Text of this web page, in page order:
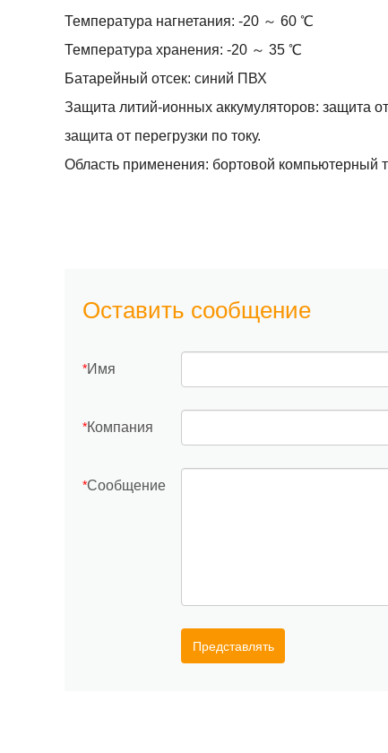
Температура нагнетания: -20 ～ 60 ℃
Температура хранения: -20 ～ 35 ℃
Батарейный отсек: синий ПВХ
Защита литий-ионных аккумуляторов: защита
защита от перегрузки по току.
Область применения: бортовой компьютерный
Оставить сообщение
*Имя
*Компания
*Сообщение
Представлять